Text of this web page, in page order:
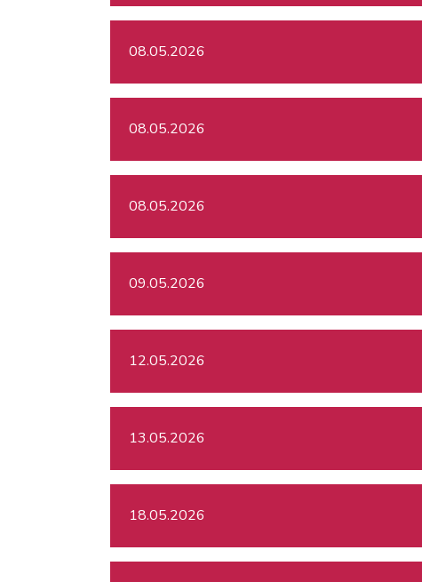
08.05.2026
08.05.2026
08.05.2026
09.05.2026
12.05.2026
13.05.2026
18.05.2026